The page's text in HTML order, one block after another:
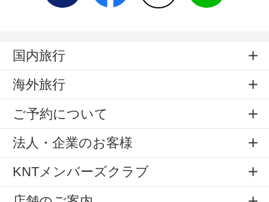
国内旅行
海外旅行
ご予約について
法人・企業のお客様
KNTメンバーズクラブ